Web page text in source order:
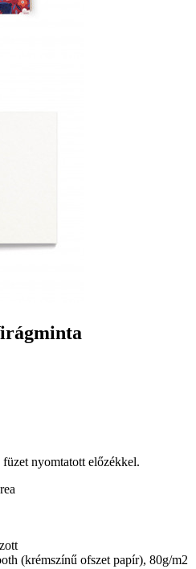
nyomtatott előzékkel.
(krémszínű ofszet papír), 80g/m2